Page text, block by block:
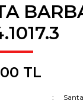
TL